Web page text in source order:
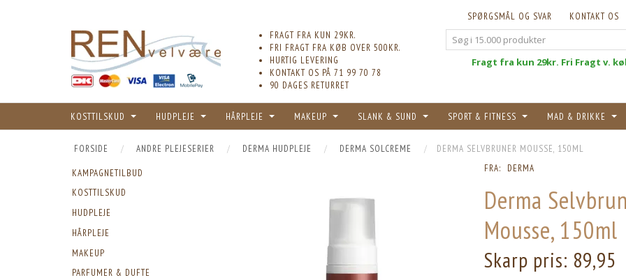
KONTAKT OS
SPØRGSMÅL OG SVAR
FRAGT FRA KUN 29KR.
FRI FRAGT FRA KØB OVER 500KR.
HURTIG LEVERING
KONTAKT OS PÅ 71 99 70 78
90 DAGES RETURRET
Fragt fra kun 29kr. Fri Fragt v.
KOSTTILSKUD HUDPLEJE HÅRPLEJE MAKEUP SLANK & SUND SPORT & FITNESS MAD & DRIKKE
FORSIDE ANDRE PLEJESERIER DERMA HUDPLEJE DERMA SOLCREME DERMA SELVBRUNER MOUSSE, 150ML
KAMPAGNETILBUD
KOSTTILSKUD
HUDPLEJE
HÅRPLEJE
MAKEUP
PARFUMER & DUFTE
FRA: DERMA
Derma
Mousse, 150ml
Skarp pris: 89,95